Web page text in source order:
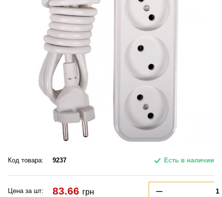
Код товара: 9237 Есть в наличии
Цена за шт: 83.66 грн